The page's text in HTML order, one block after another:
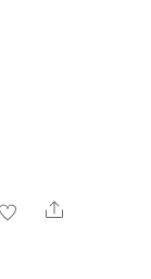
Share